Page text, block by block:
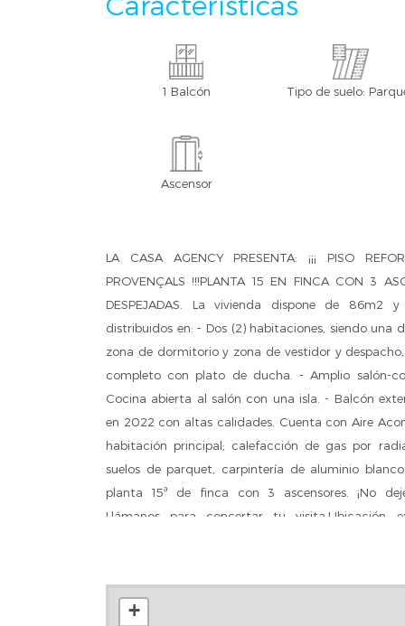
1 Balcón Tipo de suelo:
Ascensor
LA CASA AGENCY PRESENTA: ¡¡¡ PISO
PROVENÇALS !!!PLANTA 15 EN FINCA CON 3
DESPEJADAS. La vivienda dispone de 86m2
distribuidos en: - Dos (2) habitaciones, siendo una
zona de dormitorio y zona de vestidor y
completo con plato de ducha. - Amplio salón-
Cocina abierta al salón con una isla. - Balcón
en 2022 con altas calidades. Cuenta con Aire
habitación principal; calefacción de gas por
suelos de parquet, carpintería de aluminio
planta 15ª de finca con 3 ascensores. ¡No
Llámanos para concertar tu visita.Ubicación
(Sant Marti), además de servicio bicing,
restaurantes, etc.El precio del inmueble no
+